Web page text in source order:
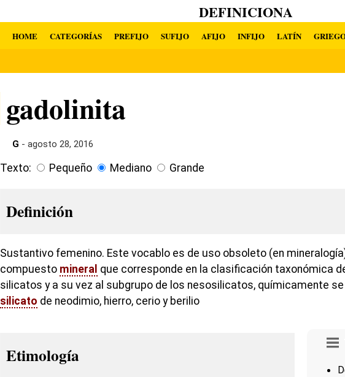
DEFINICIONA
HOME CATEGORÍAS PREFIJO SUFIJO AFIJO INFIJO LATÍN
gadolinita
G - agosto 28, 2016
Texto: Pequeño Mediano Grande
Definición
Sustantivo femenino. Este vocablo es de uso obsoleto (en
compuesto mineral que corresponde en la clasificación taxonómica
silicatos y a su vez al subgrupo de los nesosilicatos, químicamente
silicato de neodimio, hierro, cerio y berilio
Etimología